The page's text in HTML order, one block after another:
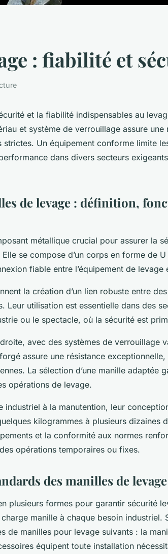
: fiabilité et
et la fiabilité indispensables au
et système de verrouillage assure une
Un équipement conforme limite
dans divers secteurs
de levage : définition,
métallique crucial pour assurer la
se compose d’un corps en forme de U
fiable entre l’équipement de levage
la création d’un lien robuste entre
Leur utilisation est essentielle dans des
ou le spectacle, où la sécurité est
avec des systèmes de verrouillage
assure une résistance exceptionnelle,
La sélection d’une manille adaptée
opérations de levage.
industriel à la manutention, leur
kilogrammes à plusieurs dizaines
et la conformité aux normes
opérations temporaires ou fixes.
des manilles de levage
plusieurs formes pour garantir sécurité
manille à chaque besoin industriel.
de manilles pour levage suivants : la
équipent toute installation